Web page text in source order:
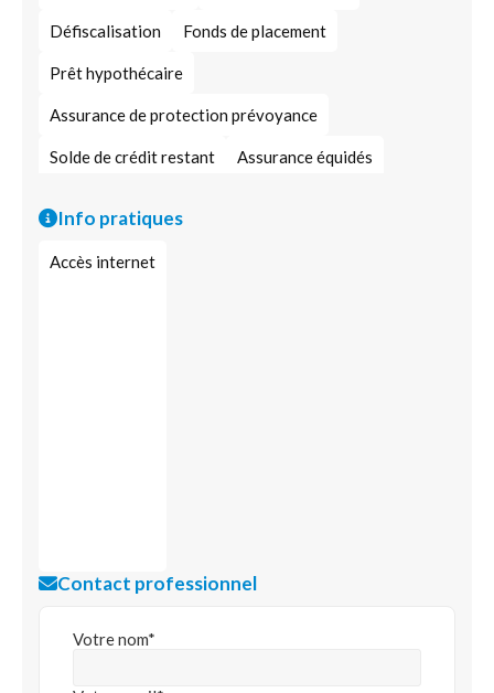
Défiscalisation Fonds de placement
Prêt hypothécaire
Assurance de protection prévoyance
Solde de crédit restant Assurance équidés
Info pratiques
Accès internet
Contact professionnel
Votre nom*